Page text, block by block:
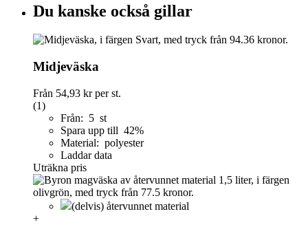
Du kanske också gillar
Midjeväska
Från 54,93 krper st.
(1)
Från: 5 st
Spara upp till 42%
Material: polyester
Laddar data
Uträkna pris
(delvis) återvunnet material
+